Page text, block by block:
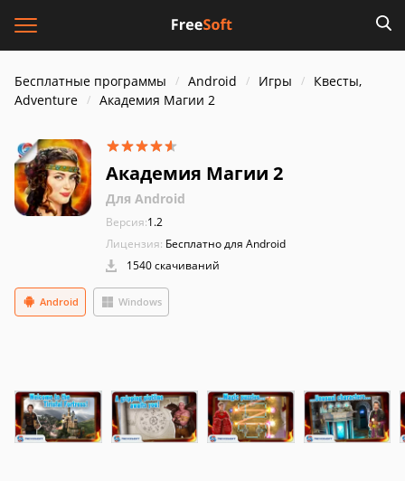
Бесплатные программы Android Игры
Квесты,
Adventure
Академия Магии 2
Академия Магии 2
Для Android
Версия:1.2
Лицензия: Бесплатно для Android
1540 скачиваний
Android Windows